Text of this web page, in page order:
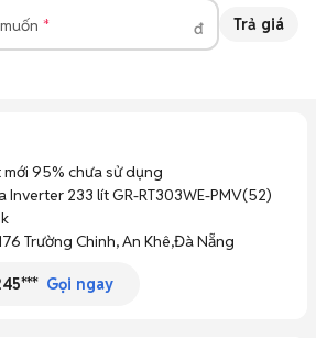
đ Trả giá
mới 95% chưa sử dụng
Inverter 233 lít GR-RT303WE-PMV(52)
Trường Chinh, An Khê,Đà Nẵng
Gọi ngay